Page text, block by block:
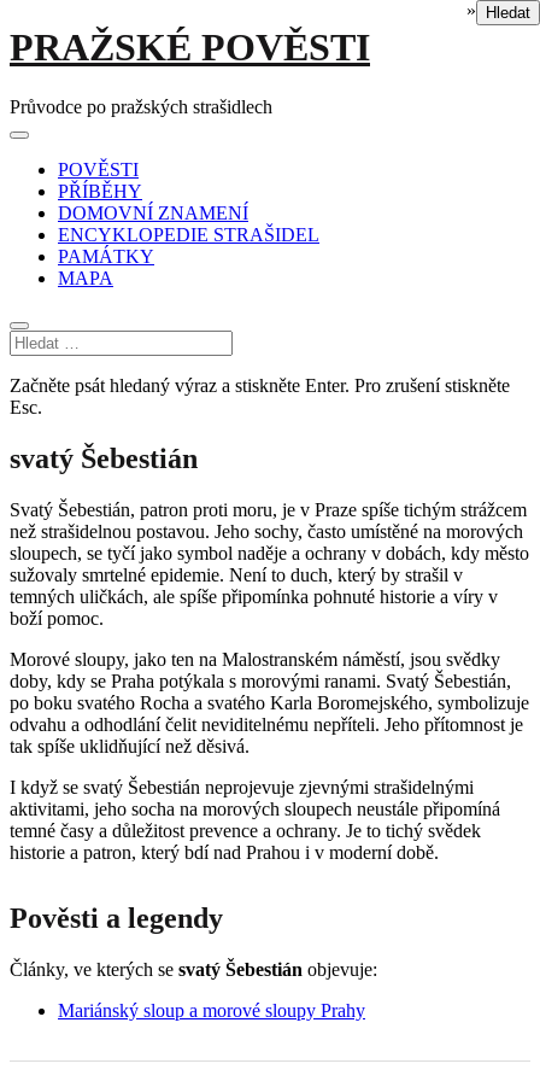
Skip
to
PRAŽSKÉ POVĚSTI
Průvodce po pražských strašidlech
Menu
POVĚSTI
PŘÍBĚHY
DOMOVNÍ ZNAMENÍ
ENCYKLOPEDIE STRAŠIDEL
PAMÁTKY
MAPA
» Hledat
Začněte psát hledaný výraz a stiskněte Enter. Pro zrušení stiskněte
Esc.
svatý Šebestián
Svatý Šebestián, patron proti moru, je v Praze spíše tichým strážcem
než strašidelnou postavou. Jeho sochy, často umístěné na morových
sloupech, se tyčí jako symbol naděje a ochrany v dobách, kdy město
sužovaly smrtelné epidemie. Není to duch, který by strašil v
temných uličkách, ale spíše připomínka pohnuté historie a víry v
boží pomoc.
Morové sloupy, jako ten na Malostranském náměstí, jsou svědky
doby, kdy se Praha potýkala s morovými ranami. Svatý Šebestián,
po boku svatého Rocha a svatého Karla Boromejského, symbolizuje
odvahu a odhodlání čelit neviditelnému nepříteli. Jeho přítomnost je
tak spíše uklidňující než děsivá.
I když se svatý Šebestián neprojevuje zjevnými strašidelnými
aktivitami, jeho socha na morových sloupech neustále připomíná
temné časy a důležitost prevence a ochrany. Je to tichý svědek
historie a patron, který bdí nad Prahou i v moderní době.
Pověsti a legendy
Články, ve kterých se svatý Šebestián objevuje:
Mariánský sloup a morové sloupy Prahy